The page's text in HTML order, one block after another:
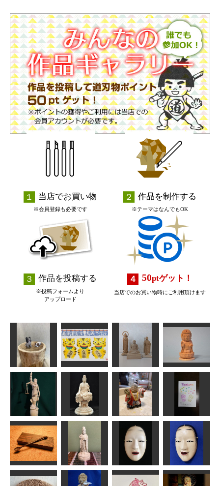
当店でお買い物
※会員登録も必要です
作品を制作する
※テーマはなんでもOK
作品を投稿する
※投稿フォームより
アップロード
50ptゲット！
当店でのお買い物時にご利用頂けます
パピヨン
fuu
年賀状「寅」5
道刃物★所蔵参考
作品
仏像
にっさん
小さな薬師如
来
正義の女神
kiyonk
如意輪観音像
正念
布袋三番叟
美彩
母の日カード
leaf